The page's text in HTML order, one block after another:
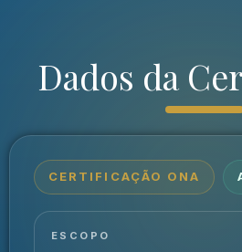
Dados da
CERTIFICAÇÃO ONA
ESCOPO